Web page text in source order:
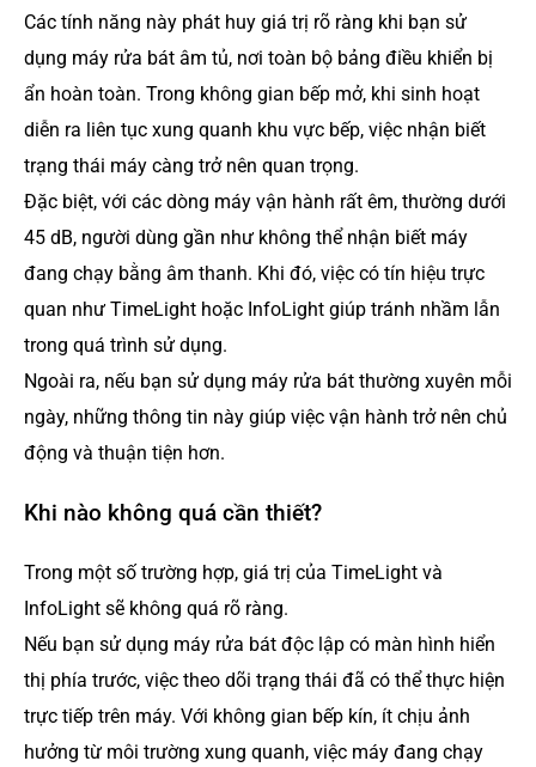
Các tính năng này phát huy giá trị rõ ràng khi bạn sử
dụng máy rửa bát âm tủ, nơi toàn bộ bảng điều khiển bị
ẩn hoàn toàn. Trong không gian bếp mở, khi sinh hoạt
diễn ra liên tục xung quanh khu vực bếp, việc nhận biết
trạng thái máy càng trở nên quan trọng.
Đặc biệt, với các dòng máy vận hành rất êm, thường dưới
45 dB, người dùng gần như không thể nhận biết máy
đang chạy bằng âm thanh. Khi đó, việc có tín hiệu trực
quan như TimeLight hoặc InfoLight giúp tránh nhầm lẫn
trong quá trình sử dụng.
Ngoài ra, nếu bạn sử dụng máy rửa bát thường xuyên mỗi
ngày, những thông tin này giúp việc vận hành trở nên chủ
động và thuận tiện hơn.
Khi nào không quá cần thiết?
Trong một số trường hợp, giá trị của TimeLight và
InfoLight sẽ không quá rõ ràng.
Nếu bạn sử dụng máy rửa bát độc lập có màn hình hiển
thị phía trước, việc theo dõi trạng thái đã có thể thực hiện
trực tiếp trên máy. Với không gian bếp kín, ít chịu ảnh
hưởng từ môi trường xung quanh, việc máy đang chạy